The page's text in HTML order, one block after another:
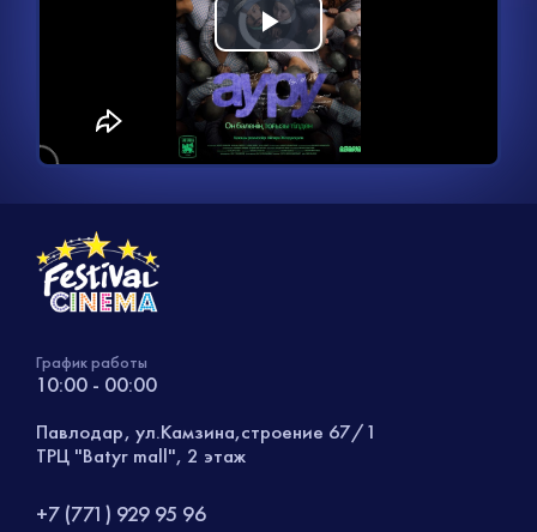
Видеоплеер
загружается.
Воспроизвести
видео
График работы
10:00 - 00:00
Павлодар, ул.Камзина,строение 67/1
ТРЦ "Batyr mall", 2 этаж
+7 (771) 929 95 96